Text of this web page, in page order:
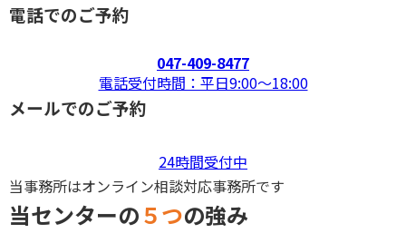
電話でのご予約
047-409-8477
電話受付時間：平日9:00〜18:00
メールでのご予約
24時間受付中
当事務所はオンライン相談対応事務所です
当センターの５つの強み